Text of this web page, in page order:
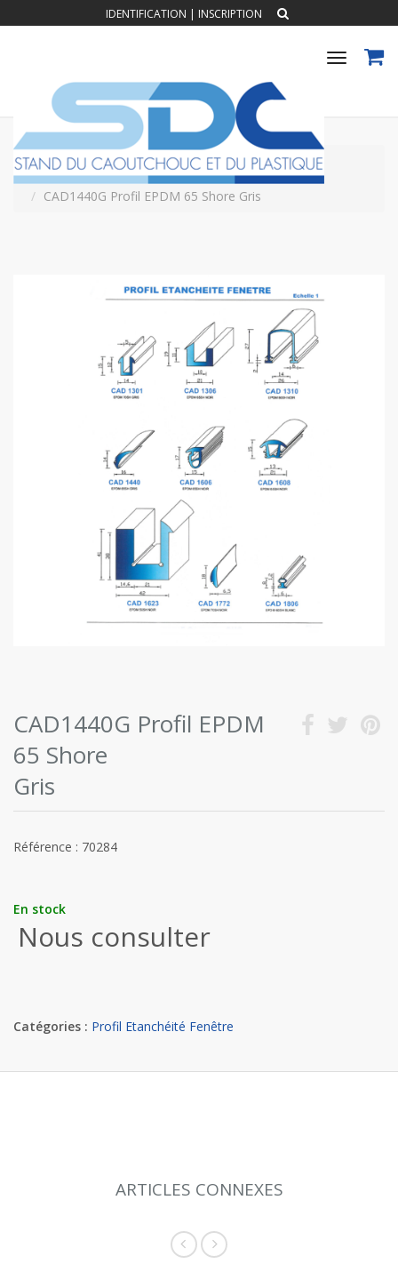
IDENTIFICATION | INSCRIPTION
Toggle
Accueil
PROFILS CAOUTCHOUC EXTRUDES
Profil Etanchéité Fenêtre
CAD1440G Profil EPDM 65 Shore Gris
CAD1440G Profil EPDM
65 Shore
Gris
Référence : 70284
En stock
Nous consulter
Catégories : Profil Etanchéité Fenêtre
ARTICLES CONNEXES